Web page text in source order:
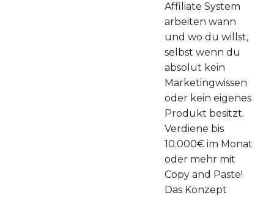
Affiliate System
arbeiten wann
und wo du willst,
selbst wenn du
absolut kein
Marketingwissen
oder kein eigenes
Produkt besitzt.
Verdiene bis
10.000€ im Monat
oder mehr mit
Copy and Paste!
Das Konzept